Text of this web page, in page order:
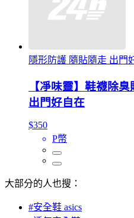
隱形防護 隨貼隨走 出門
【凈味靈】鞋襪除
出門好自在
$350
P幣
大部分的人也搜：
#安全鞋 asics